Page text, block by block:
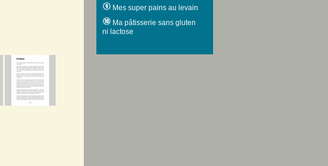
Mes super pains au levain
Ma pâtisserie sans gluten
ni lactose